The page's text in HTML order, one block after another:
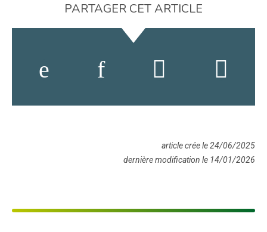
PARTAGER CET ARTICLE
article crée le 24/06/2025
dernière modification le 14/01/2026